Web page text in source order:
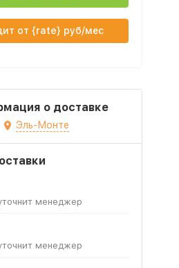
от {rate} руб/мес
о доставке
Эль-Монте
менеджер
менеджер